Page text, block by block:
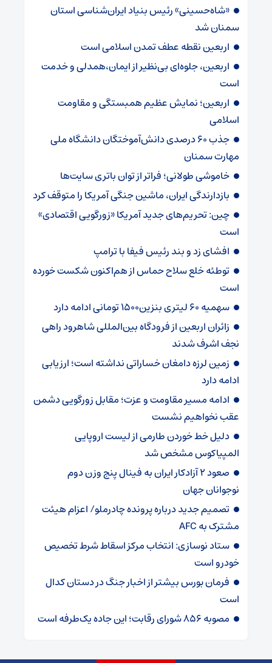
«شاه‌حسینی» رئیس بنیاد ایران‌شناسی استان
سمنان شد
اربعین نقطه عطف تمدن اسلامی است
اربعین، جلوه‌ای بی‌نظیر از ایمان،همدلی و خدمت
است
اربعین؛ نمایش عظیم همبستگی و مقاومت
اسلامی
جذب ۶۰ درصدی دانش‌آموختگان دانشگاه ملی
مهارت سمنان
خاموشی طولانی؛ فراتر از توان باتری سایت‌ها
بازدارندگی ایران، ماشین جنگی آمریکا را متوقف کرد
چین: تحریم‌های جدید آمریکا «زورگویی اقتصادی»
است
افشای زد و بند رئیس فیفا با ترامپ
توطئه خلع سلاح حماس از هم‌اکنون شکست خورده
است
سهمیه ۶۰ لیتری بنزین۱۵۰۰ تومانی ادامه دارد
زائران اربعین از فرودگاه بین‌المللی شاهرود راهی
نجف اشرف شدند
زمین لرزه دامغان خساراتی نداشته است؛ ارزیابی
ادامه دارد
ادامه مسیر مقاومت و عزت؛ مقابل زورگویی دشمن
عقب نخواهیم نشست
دلیل خط خوردن طارمی از لیست اروپایی
المپیاکوس مشخص شد
صعود ۲ آزادکار ایران به فینال پنج وزن دوم
نوجوانان جهان
تصمیم جدید درباره پرونده چادرملو/ اعزام هیئت
مشترک به AFC
ستاد نوسازی: انتخاب مرکز اسقاط شرط تخصیص
خودرو است
فرمان بورس بیشتر از اخبار جنگ در دستان کدال
است
مصوبه ۸۵۶ شورای رقابت؛ این جاده یک‌طرفه است